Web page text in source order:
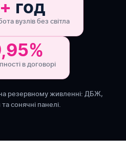
год
вузлів без світла
в договорі
резервному живленні: ДБЖ,
сонячні панелі.